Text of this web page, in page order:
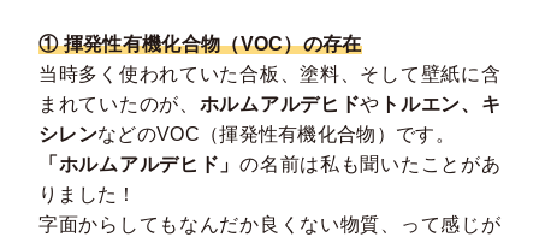
① 揮発性有機化合物（VOC）の存在
当時多く使われていた合板、塗料、そして壁紙に含
まれていたのが、 ホルムアルデヒドや トルエン、キ
シレンなどのVOC（揮発性有機化合物）です。
「ホルムアルデヒド」の名前は私も聞いたことがあ
りました！
字面からしてもなんだか良くない物質、って感じが